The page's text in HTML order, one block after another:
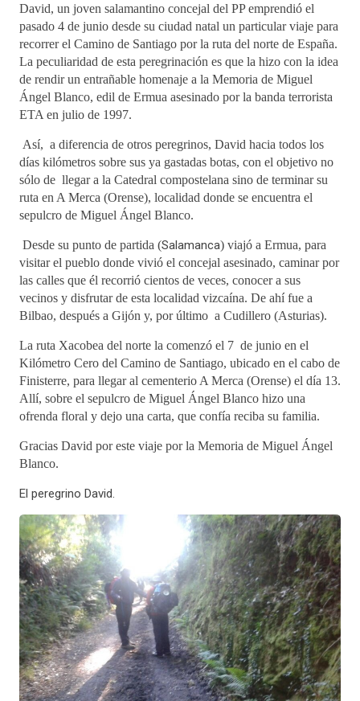
David, un joven salamantino concejal del PP emprendió el
pasado 4 de junio desde su ciudad natal un particular viaje para
recorrer el Camino de Santiago por la ruta del norte de España.
La peculiaridad de esta peregrinación es que la hizo con la idea
de rendir un entrañable homenaje a la Memoria de Miguel
Ángel Blanco, edil de Ermua asesinado por la banda terrorista
ETA en julio de 1997.
Así, a diferencia de otros peregrinos, David hacia todos los
días kilómetros sobre sus ya gastadas botas, con el objetivo no
sólo de llegar a la Catedral compostelana sino de terminar su
ruta en A Merca (Orense), localidad donde se encuentra el
sepulcro de Miguel Ángel Blanco.
Desde su punto de partida (Salamanca) viajó a Ermua, para
visitar el pueblo donde vivió el concejal asesinado, caminar por
las calles que él recorrió cientos de veces, conocer a sus
vecinos y disfrutar de esta localidad vizcaína. De ahí fue a
Bilbao, después a Gijón y, por último a Cudillero (Asturias).
La ruta Xacobea del norte la comenzó el 7 de junio en el
Kilómetro Cero del Camino de Santiago, ubicado en el cabo de
Finisterre, para llegar al cementerio A Merca (Orense) el día 13.
Allí, sobre el sepulcro de Miguel Ángel Blanco hizo una
ofrenda floral y dejo una carta, que confía reciba su familia.
Gracias David por este viaje por la Memoria de Miguel Ángel
Blanco.
El peregrino David.